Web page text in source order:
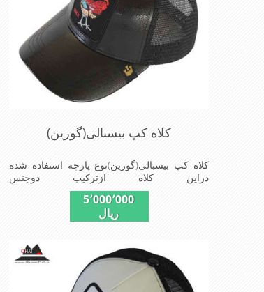
کلاه کپ بیسبالی(گورین)
کلاه کپ بیسبالی(گورین)نوع پارچه استفاده شده
دراین کلاه ازترکیب دوجنس
چرم(مصنویی)وپلیستراست که با بندگیرپشت کلاه
ازسایز56الی60قابل استفاده است ونقاب که
مناسب این شکل ازکلاه است شیک و مناسب
کلاه می باشندmade in chaina
5٬000٬000
ریال